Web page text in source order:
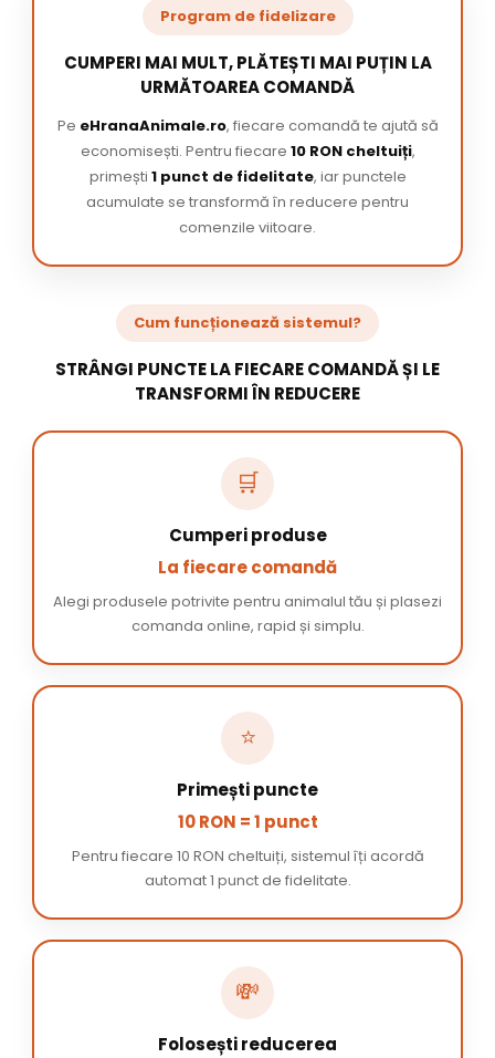
Program de fidelizare
CUMPERI MAI MULT, PLĂTEȘTI MAI PUȚIN LA
URMĂTOAREA COMANDĂ
Pe eHranaAnimale.ro, fiecare comandă te ajută să
economisești. Pentru fiecare 10 RON cheltuiți,
primești 1 punct de fidelitate, iar punctele
acumulate se transformă în reducere pentru
comenzile viitoare.
Cum funcționează sistemul?
STRÂNGI PUNCTE LA FIECARE COMANDĂ ȘI LE
TRANSFORMI ÎN REDUCERE
🛒
Cumperi produse
La fiecare comandă
Alegi produsele potrivite pentru animalul tău și plasezi
comanda online, rapid și simplu.
⭐
Primești puncte
10 RON = 1 punct
Pentru fiecare 10 RON cheltuiți, sistemul îți acordă
automat 1 punct de fidelitate.
💸
Folosești reducerea